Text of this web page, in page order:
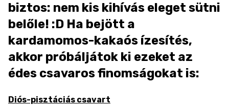
biztos: nem kis kihívás eleget sütni
belőle! :D Ha bejött a
kardamomos-kakaós ízesítés,
akkor próbáljátok ki ezeket az
édes csavaros finomságokat is:
Diós-pisztáciás csavart